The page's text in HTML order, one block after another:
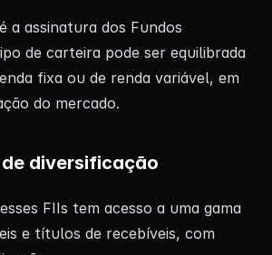
é a assinatura dos Fundos
de carteira pode ser equilibrada
fixa ou de renda variável, em
do mercado.
diversificação
FIIs tem acesso a uma gama
e títulos de recebíveis, com